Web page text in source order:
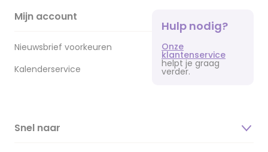
Mijn account
Nieuwsbrief voorkeuren
Kalenderservice
Hulp nodig?
Onze
klantenservice
helpt je graag
verder.
Snel naar